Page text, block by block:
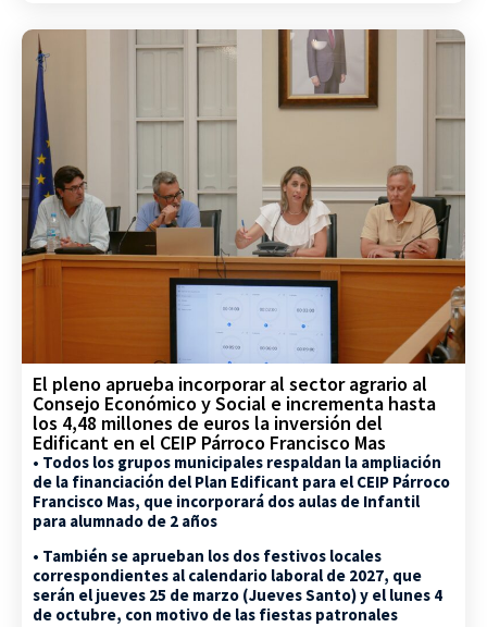
El pleno aprueba incorporar al sector agrario al
Consejo Económico y Social e incrementa hasta
los 4,48 millones de euros la inversión del
Edificant en el CEIP Párroco Francisco Mas
• Todos los grupos municipales respaldan la ampliación
de la financiación del Plan Edificant para el CEIP Párroco
Francisco Mas, que incorporará dos aulas de Infantil
para alumnado de 2 años
• También se aprueban los dos festivos locales
correspondientes al calendario laboral de 2027, que
serán el jueves 25 de marzo (Jueves Santo) y el lunes 4
de octubre, con motivo de las fiestas patronales